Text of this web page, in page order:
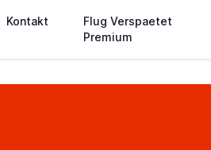
Kontakt
Flug Verspaetet
Premium